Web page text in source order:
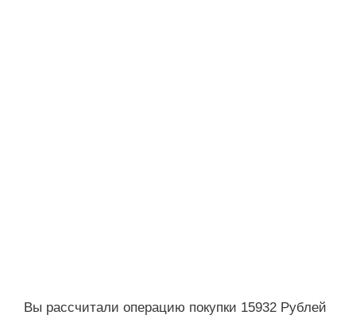
Вы рассчитали операцию покупки 15932 Рублей